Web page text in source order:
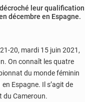
leur qualification
décembre en Espagne.
20, mardi 15 juin 2021,
On connaît les quatre
du monde féminin
Espagne. Il s’agit de
du Cameroun.